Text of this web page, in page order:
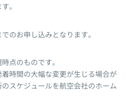
。
のお申し込みとなります。
点のものです。
時間の大幅な変更が生じる場合が
スケジュールを航空会社のホーム